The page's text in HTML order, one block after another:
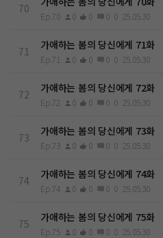
70
Ep.70 0 0 0 0 25.05.30
71 가애하는 봄의 당신에게 71화
Ep.71 0 0 0 0 25.05.30
72 가애하는 봄의 당신에게 72화
Ep.72 0 0 0 0 25.05.30
73 가애하는 봄의 당신에게 73화
Ep.73 0 0 0 0 25.05.30
74 가애하는 봄의 당신에게 74화
Ep.74 0 0 0 0 25.05.30
75 가애하는 봄의 당신에게 75화
Ep.75 0 0 0 0 25.05.30